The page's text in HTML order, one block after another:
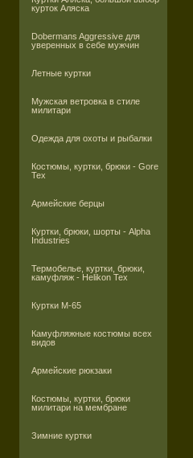
курток Аляска
Dobermans Aggressive для
уверенных в себе мужчин
Летные куртки
Мужская ветровка в стиле
милитари
Одежда для охоты и рыбалки
Костюмы, куртки, брюки - Gore
Tex
Армейские берцы
Куртки, брюки, шорты - Alpha
Industries
Термобелье, куртки, брюки,
камуфляж - Helikon Tex
Куртки M-65
Камуфляжные костюмы всех
видов
Армейские рюкзаки
Костюмы, куртки, брюки
милитари на мембране
Зимние куртки